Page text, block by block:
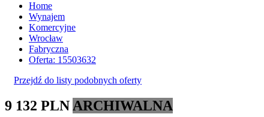
Home
Wynajem
Komercyjne
Wrocław
Fabryczna
Oferta: 15503632
Przejdź do listy podobnych oferty
9 132 PLN ARCHIWALNA